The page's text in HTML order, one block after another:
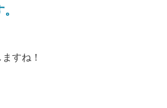
すね！